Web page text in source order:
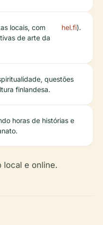
locais, com
de arte da
hel.fi).
questões
finlandesa.
horas de histórias e
local e online.